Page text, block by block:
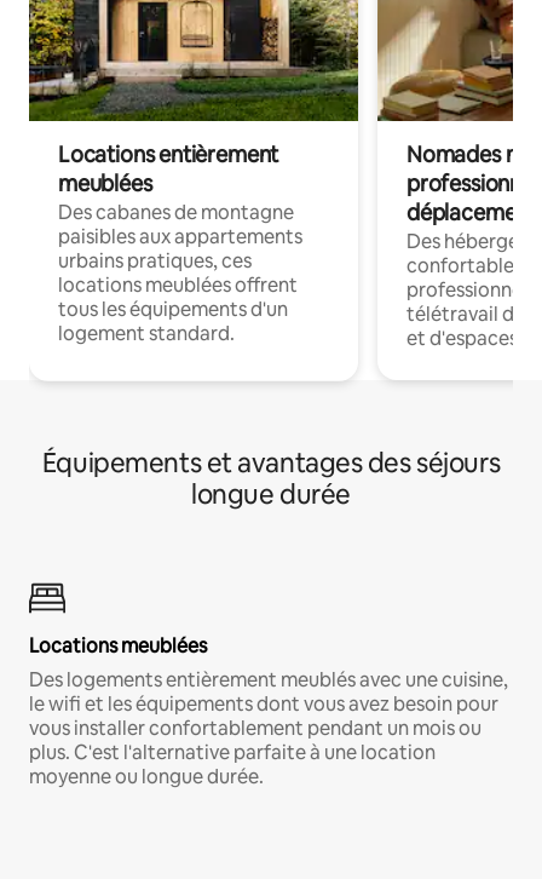
Locations entièrement
meublées
Des cabanes de montagne
paisibles aux appartements
urbains pratiques, ces
locations meublées offrent
tous les équipements d'un
logement standard.
Nomades
déplacement
Des
confortables
professionnels
télétravail
et d'espaces
Équipements et avantages des séjours
longue durée
Locations meublées
Des logements entièrement meublés avec une cuisine,
le wifi et les équipements dont vous avez besoin pour
vous installer confortablement pendant un mois ou
plus. C'est l'alternative parfaite à une location
moyenne ou longue durée.